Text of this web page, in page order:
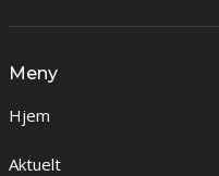
Meny
Hjem
Aktuelt